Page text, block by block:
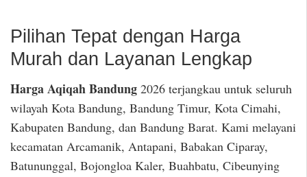
Pilihan Tepat dengan Harga
Murah dan Layanan Lengkap
Harga Aqiqah Bandung 2026 terjangkau untuk seluruh
wilayah Kota Bandung, Bandung Timur, Kota Cimahi,
Kabupaten Bandung, dan Bandung Barat. Kami melayani
kecamatan Arcamanik, Antapani, Babakan Ciparay,
Batununggal, Bojongloa Kaler, Buahbatu, Cibeunying